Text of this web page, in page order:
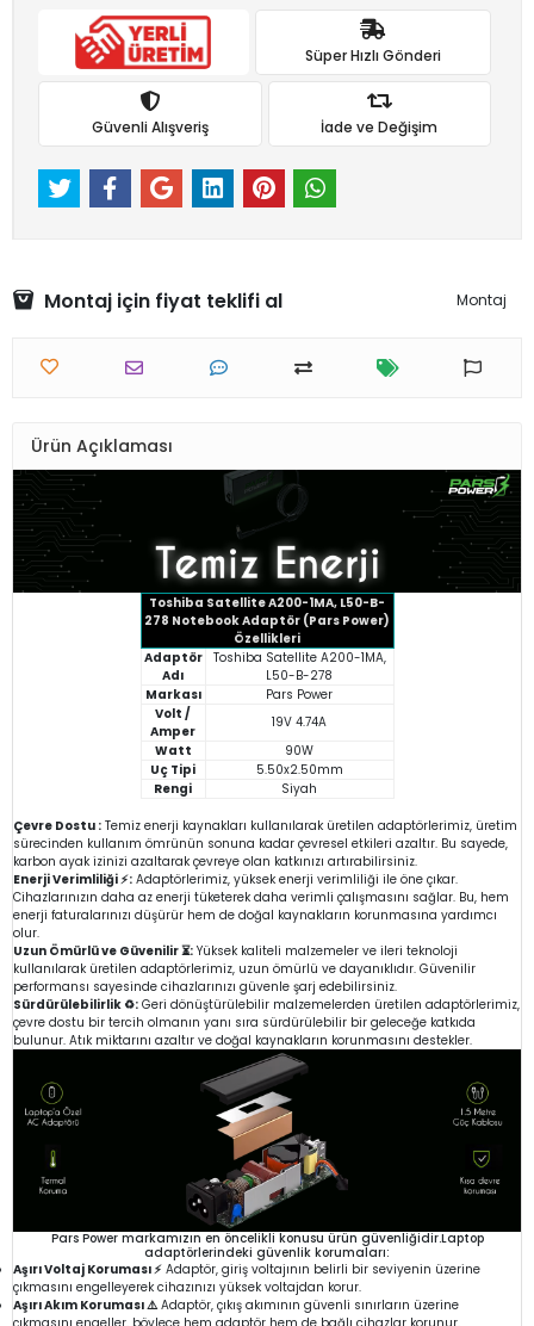
Süper Hızlı Gönderi
Güvenli Alışveriş İade ve Değişim
Montaj için fiyat teklifi al Montaj
Ürün Açıklaması
Toshiba Satellite A200-1MA, L50-B-
278 Notebook Adaptör (Pars Power)
Özellikleri
Adaptör
Adı
Toshiba Satellite A200-1MA,
L50-B-278
Markası
Pars Power
Volt /
Amper
19V 4.74A
Watt
90W
Uç Tipi
5.50x2.50mm
Rengi
Siyah
Çevre Dostu : Temiz enerji kaynakları kullanılarak üretilen adaptörlerimiz, üretim
sürecinden kullanım ömrünün sonuna kadar çevresel etkileri azaltır. Bu sayede,
karbon ayak izinizi azaltarak çevreye olan katkınızı artırabilirsiniz.
Enerji Verimliliği ⚡: Adaptörlerimiz, yüksek enerji verimliliği ile öne çıkar.
Cihazlarınızın daha az enerji tüketerek daha verimli çalışmasını sağlar. Bu, hem
enerji faturalarınızı düşürür hem de doğal kaynakların korunmasına yardımcı
olur.
Uzun Ömürlü ve Güvenilir ⏳: Yüksek kaliteli malzemeler ve ileri teknoloji
kullanılarak üretilen adaptörlerimiz, uzun ömürlü ve dayanıklıdır. Güvenilir
performansı sayesinde cihazlarınızı güvenle şarj edebilirsiniz.
Sürdürülebilirlik ♻️: Geri dönüştürülebilir malzemelerden üretilen adaptörlerimiz,
çevre dostu bir tercih olmanın yanı sıra sürdürülebilir bir geleceğe katkıda
bulunur. Atık miktarını azaltır ve doğal kaynakların korunmasını destekler.
Pars Power markamızın en öncelikli konusu ürün güvenliğidir.Laptop
adaptörlerindeki güvenlik korumaları:
Aşırı Voltaj Koruması ⚡ Adaptör, giriş voltajının belirli bir seviyenin üzerine
çıkmasını engelleyerek cihazınızı yüksek voltajdan korur.
Aşırı Akım Koruması ⚠️Adaptör, çıkış akımının güvenli sınırların üzerine